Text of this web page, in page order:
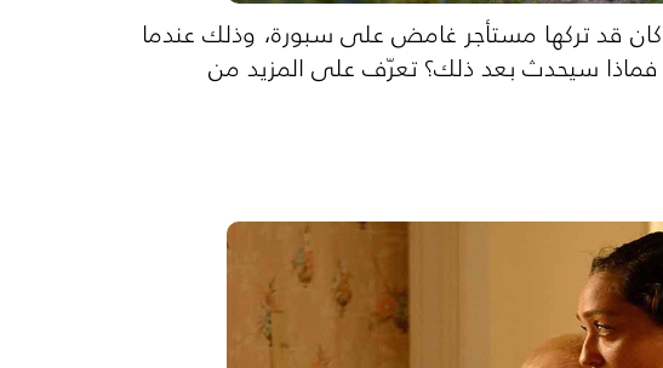
قد تركها مستأجر غامض على سبورة، وذلك عندما
فماذا سيحدث بعد ذلك؟ تعرّف على المزيد من